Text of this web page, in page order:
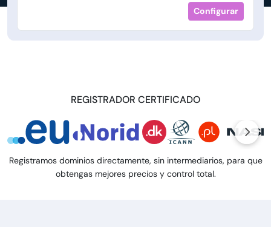
Configurar
REGISTRADOR CERTIFICADO
Registramos dominios directamente, sin intermediarios, para que
obtengas mejores precios y control total.